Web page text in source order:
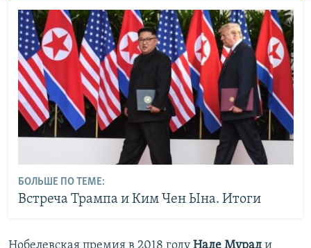
БОЛЬШЕ ПО ТЕМЕ:
Встреча Трампа и Ким Чен Ына. Итоги
Нобелевская премия в 2018 году Наде Муради